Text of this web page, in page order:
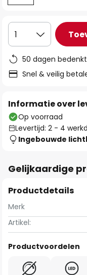
1
50 dagen
Snel & veilig
Informatie over
Op voorraad
Levertijd: 2 - 4
Ingebouwde
Gelijkaardige
Productdetails
Merk
Artikel:
Productvoordelen